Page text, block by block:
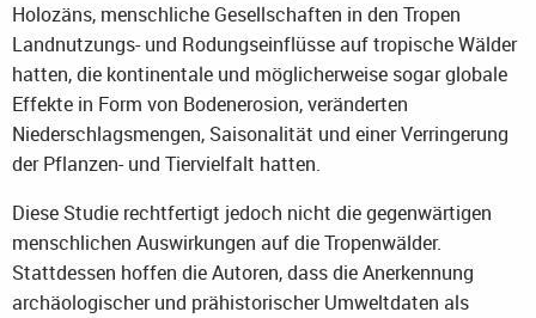
Holozäns, menschliche Gesellschaften in den Tropen
Landnutzungs- und Rodungseinflüsse auf tropische Wälder
hatten, die kontinentale und möglicherweise sogar globale
Effekte in Form von Bodenerosion, veränderten
Niederschlagsmengen, Saisonalität und einer Verringerung
der Pflanzen- und Tiervielfalt hatten.
Diese Studie rechtfertigt jedoch nicht die gegenwärtigen
menschlichen Auswirkungen auf die Tropenwälder.
Stattdessen hoffen die Autoren, dass die Anerkennung
archäologischer und prähistorischer Umweltdaten als